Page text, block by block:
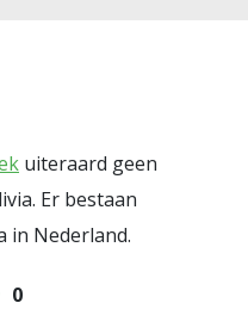
uiteraard geen
Er bestaan
in Nederland.
0